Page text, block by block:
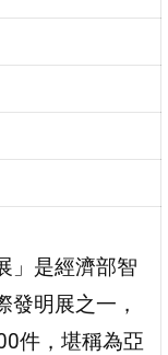
」是經濟部智
發明展之一，
件，堪稱為亞